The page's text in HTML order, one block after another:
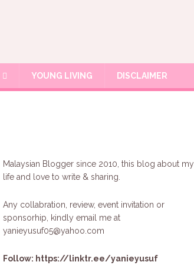
YOUNG LIVING DISCLAIMER
Malaysian Blogger since 2010, this blog about my
life and love to write & sharing.
Any collabration, review, event invitation or
sponsorhip, kindly email me at
yanieyusuf05@yahoo.com
Follow: https://linktr.ee/yanieyusuf